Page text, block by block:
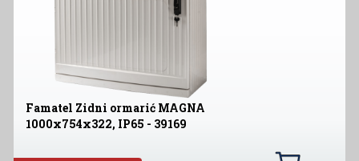
Famatel Zidni ormarić MAGNA
1000x754x322, IP65 - 39169